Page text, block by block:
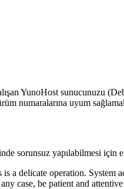
YunoHost sunucunuzu
numaralarına uyum
sorunsuz yapılabilmesi
is a delicate operation.
case, be patient and